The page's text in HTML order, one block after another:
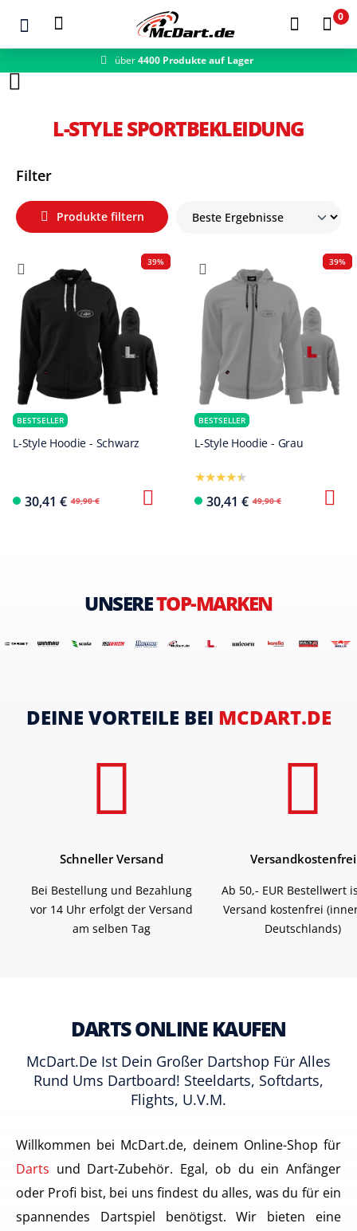
Zum Hauptinhalt springen
0
über4400 Produkte auf Lager
L-STYLE SPORTBEKLEIDUNG
Filter
Produkte filtern
39%
BESTSELLER
L-Style Hoodie - Schwarz
30,41 € 49,90 €
39%
BESTSELLER
L-Style Hoodie - Grau
30,41 € 49,90 €
UNSERETOP-MARKEN
DEINE VORTEILE BEI MCDART.DE
Schneller Versand
Bei Bestellung und Bezahlung
vor 14 Uhr erfolgt der Versand
am selben Tag
Versandkostenfrei
Ab 50,- EUR Bestellwert
Versand kostenfrei
Deutschlands)
DARTS ONLINE KAUFEN
McDart.de Ist Dein Großer Dartshop Für Alles
Rund Ums Dartboard! Steeldarts, Softdarts,
Flights, U.v.m.
Willkommen bei McDart.de, deinem Online-Shop für
Darts und Dart-Zubehör. Egal, ob du ein Anfänger
oder Profi bist, bei uns findest du alles, was du für ein
spannendes Dartspiel benötigst. Wir bieten eine